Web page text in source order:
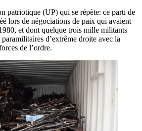
patriotique (UP) qui se répète: ce parti de
lors de négociations de paix qui avaient
et dont quelque trois mille militants
paramilitaires d’extrême droite avec la
de l’ordre.